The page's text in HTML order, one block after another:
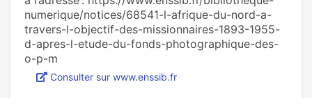
numerique/notices/68541-l-afrique-du-nord-a-
travers-l-objectif-des-missionnaires-1893-1955-
d-apres-l-etude-du-fonds-photographique-des-
o-p-m
Consulter sur www.enssib.fr